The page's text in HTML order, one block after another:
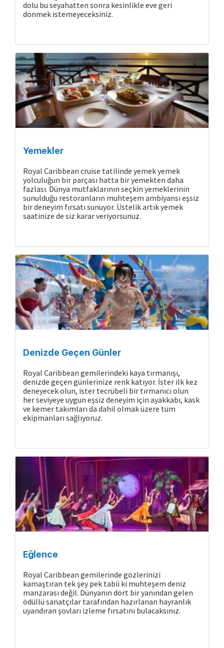
Cruise Hakkında
dolu bu seyahatten sonra kesinlikle eve geri
dönmek istemeyeceksiniz.
Yemekler
Royal Caribbean cruise tatilinde yemek yemek
yolculuğun bir parçası hatta bir yemekten daha
fazlası. Dünya mutfaklarının seçkin yemeklerinin
sunulduğu restoranların muhteşem ambiyansı eşsiz
bir deneyim fırsatı sunuyor. Üstelik artık yemek
saatinize de siz karar veriyorsunuz.
Denizde Geçen Günler
Royal Caribbean gemilerindeki kaya tırmanışı,
denizde geçen günlerinize renk katıyor. İster ilk kez
deneyecek olun, ister tecrübeli bir tırmanıcı olun
her seviyeye uygun eşsiz deneyim için ayakkabı, kask
ve kemer takımları da dahil olmak üzere tüm
ekipmanları sağlıyoruz.
Eğlence
Royal Caribbean gemilerinde gözlerinizi
kamaştıran tek şey pek tabii ki muhteşem deniz
manzarası değil. Dünyanın dört bir yanından gelen
ödüllü sanatçılar tarafından hazırlanan hayranlık
uyandıran şovları izleme fırsatını bulacaksınız.